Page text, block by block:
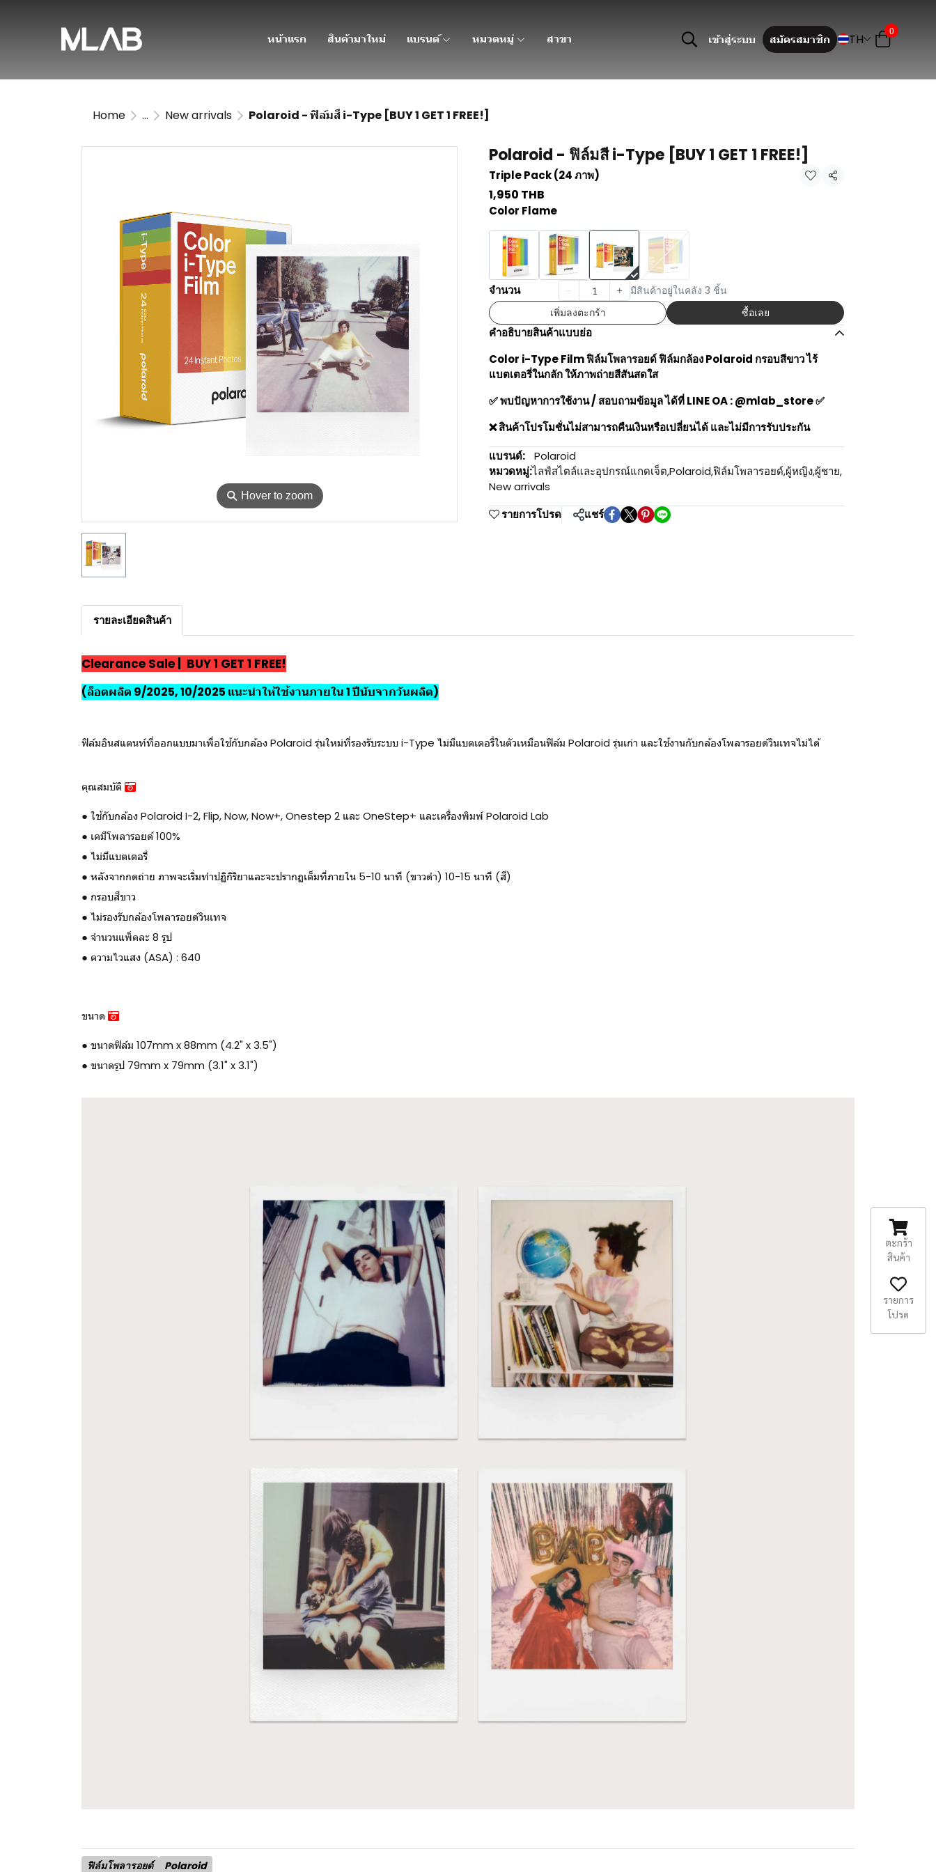
หน้าแรก สินค้ามาใหม่ แบรนด์ หมวดหมู่ สาขา เข้าสู่ระบบ สมัครสมาชิก TH
0
Home ... New arrivals Polaroid - ฟิล์มสี i-Type [BUY 1 GET 1 FREE!]
⚲ Hover to zoom
Polaroid - ฟิล์มสี i-Type [BUY 1 GET 1 FREE!]
Triple Pack (24 ภาพ) แชร์
1,950 THB
Color Flame
จำนวน
มีสินค้าอยู่ในคลัง 3 ชิ้น
เพิ่มลงตะกร้า
ซื้อเลย
คำอธิบายสินค้าแบบย่อ
Color i-Type Film ฟิล์มโพลารอยด์ ฟิล์มกล้อง Polaroid กรอบสีขาว ไร้
แบตเตอรี่ในกลัก ให้ภาพถ่ายสีสันสดใส
✅ พบปัญหาการใช้งาน / สอบถามข้อมูล ได้ที่ LINE OA : @mlab_store ✅
❌ สินค้าโปรโมชั่นไม่สามารถคืนเงินหรือเปลี่ยนได้ และไม่มีการรับประกัน
แบรนด์:
Polaroid
หมวดหมู่:ไลฟ์สไตล์และอุปกรณ์แกดเจ็ต,Polaroid,ฟิล์มโพลารอยด์,ผู้หญิง,ผู้ชาย,
New arrivals
รายการโปรด
แชร์
รายละเอียดสินค้า
Clearance Sale | BUY 1 GET 1 FREE!
(ล็อตผลิต 9/2025, 10/2025 แนะนำให้ใช้งานภายใน 1 ปีนับจากวันผลิต)
ฟิล์มอินสแตนท์ที่ออกแบบมาเพื่อใช้กับกล้อง Polaroid รุ่นใหม่ที่รองรับระบบ i-Type ไม่มีแบตเตอรี่ในตัวเหมือนฟิล์ม Polaroid รุ่นเก่า และใช้งานกับกล้องโพลารอยด์วินเทจไม่ได้
คุณสมบัติ
● ใช้กับกล้อง Polaroid I-2, Flip, Now, Now+, Onestep 2 และ OneStep+ และเครื่องพิมพ์ Polaroid Lab
● เคมีโพลารอยด์ 100%
● ไม่มีแบตเตอรี่
● หลังจากกดถ่าย ภาพจะเริ่มทำปฏิกิริยาและจะปรากฏเต็มที่ภายใน 5-10 นาที (ขาวดำ) 10-15 นาที (สี)
● กรอบสีขาว
● ไม่รองรับกล้องโพลารอยด์วินเทจ
● จำนวนแพ็คละ 8 รูป
● ความไวแสง (ASA) : 640
ขนาด
● ขนาดฟิล์ม 107mm x 88mm (4.2" x 3.5")
● ขนาดรูป 79mm x 79mm (3.1" x 3.1")
ฟิล์มโพลารอยด์ Polaroid
ตะกร้า
สินค้า
รายการ
โปรด